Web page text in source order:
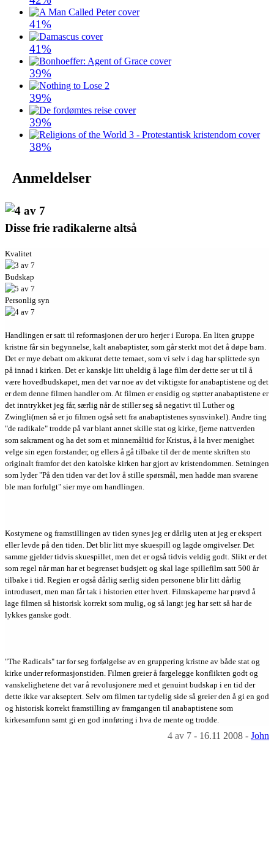
41%
41%
39%
39%
39%
38%
Anmeldelser
Disse frie radikalerne altså
Kvalitet
Budskap
Personlig syn
Handlingen er satt til reformasjonen der uro herjer i Europa. En liten gruppe
kristne får sin begynnelse, kalt anabaptister, som går sterkt mot det å døpe barn.
Det er mye debatt om akkurat dette temaet, som vi selv i dag har splittede syn
på innad i kirken. Det er kanskje litt uheldig å lage film der dette ser ut til å
være hovedbudskapet, men det var noe av det viktigste for anabaptistene og det
er dem denne filmen handler om. At filmen er ensidig og støtter anabaptistene er
det inntrykket jeg får, særlig når de stiller seg så negativt til Luther og
Zwingli(men så er jo filmen også sett fra anabaptistenes synsvinkel). Andre ting
"de radikale" trodde på var blant annet skille stat og kirke, fjerne nattverden
som sakrament og ha det som et minnemåltid for Kristus, å la hver menighet
velge sin egen forstander, og ellers å gå tilbake til der de mente skriften sto
originalt framfor det den katolske kirken har gjort av kristendommen. Setningen
som lyder "På den tiden var det lov å stille spørsmål, men hadde man svarene
ble man forfulgt" sier mye om handlingen.
Kostymene og framstillingen av tiden synes jeg er dårlig uten at jeg er ekspert
eller levde på den tiden. Det blir litt mye skuespill og lagde omgivelser. Det
samme gjelder tidvis skuespillet, men det er også tidvis veldig godt. Slikt er det
som regel når man har et begrenset budsjett og skal lage spillefilm satt 500 år
tilbake i tid. Regien er også dårlig særlig siden personene blir litt dårlig
introdusert, men man får tak i historien etter hvert. Filmskaperne har prøvd å
lage filmen så historisk korrekt som mulig, og så langt jeg har sett så har de
lykkes ganske godt.
"The Radicals" tar for seg forfølgelse av en gruppering kristne av både stat og
kirke under reformasjonstiden. Filmen greier å fargelegge konflikten godt og
vanskelighetene det var å revolusjonere med et genuint budskap i en tid der
dette ikke var akseptert. Selv om filmen tar tydelig side så greier den å gi en god
og historisk korrekt framstilling av framgangen til anabaptistene som
kirkesamfunn samt gi en god innføring i hva de mente og trodde.
4 av 7 - 16.11 2008 - John